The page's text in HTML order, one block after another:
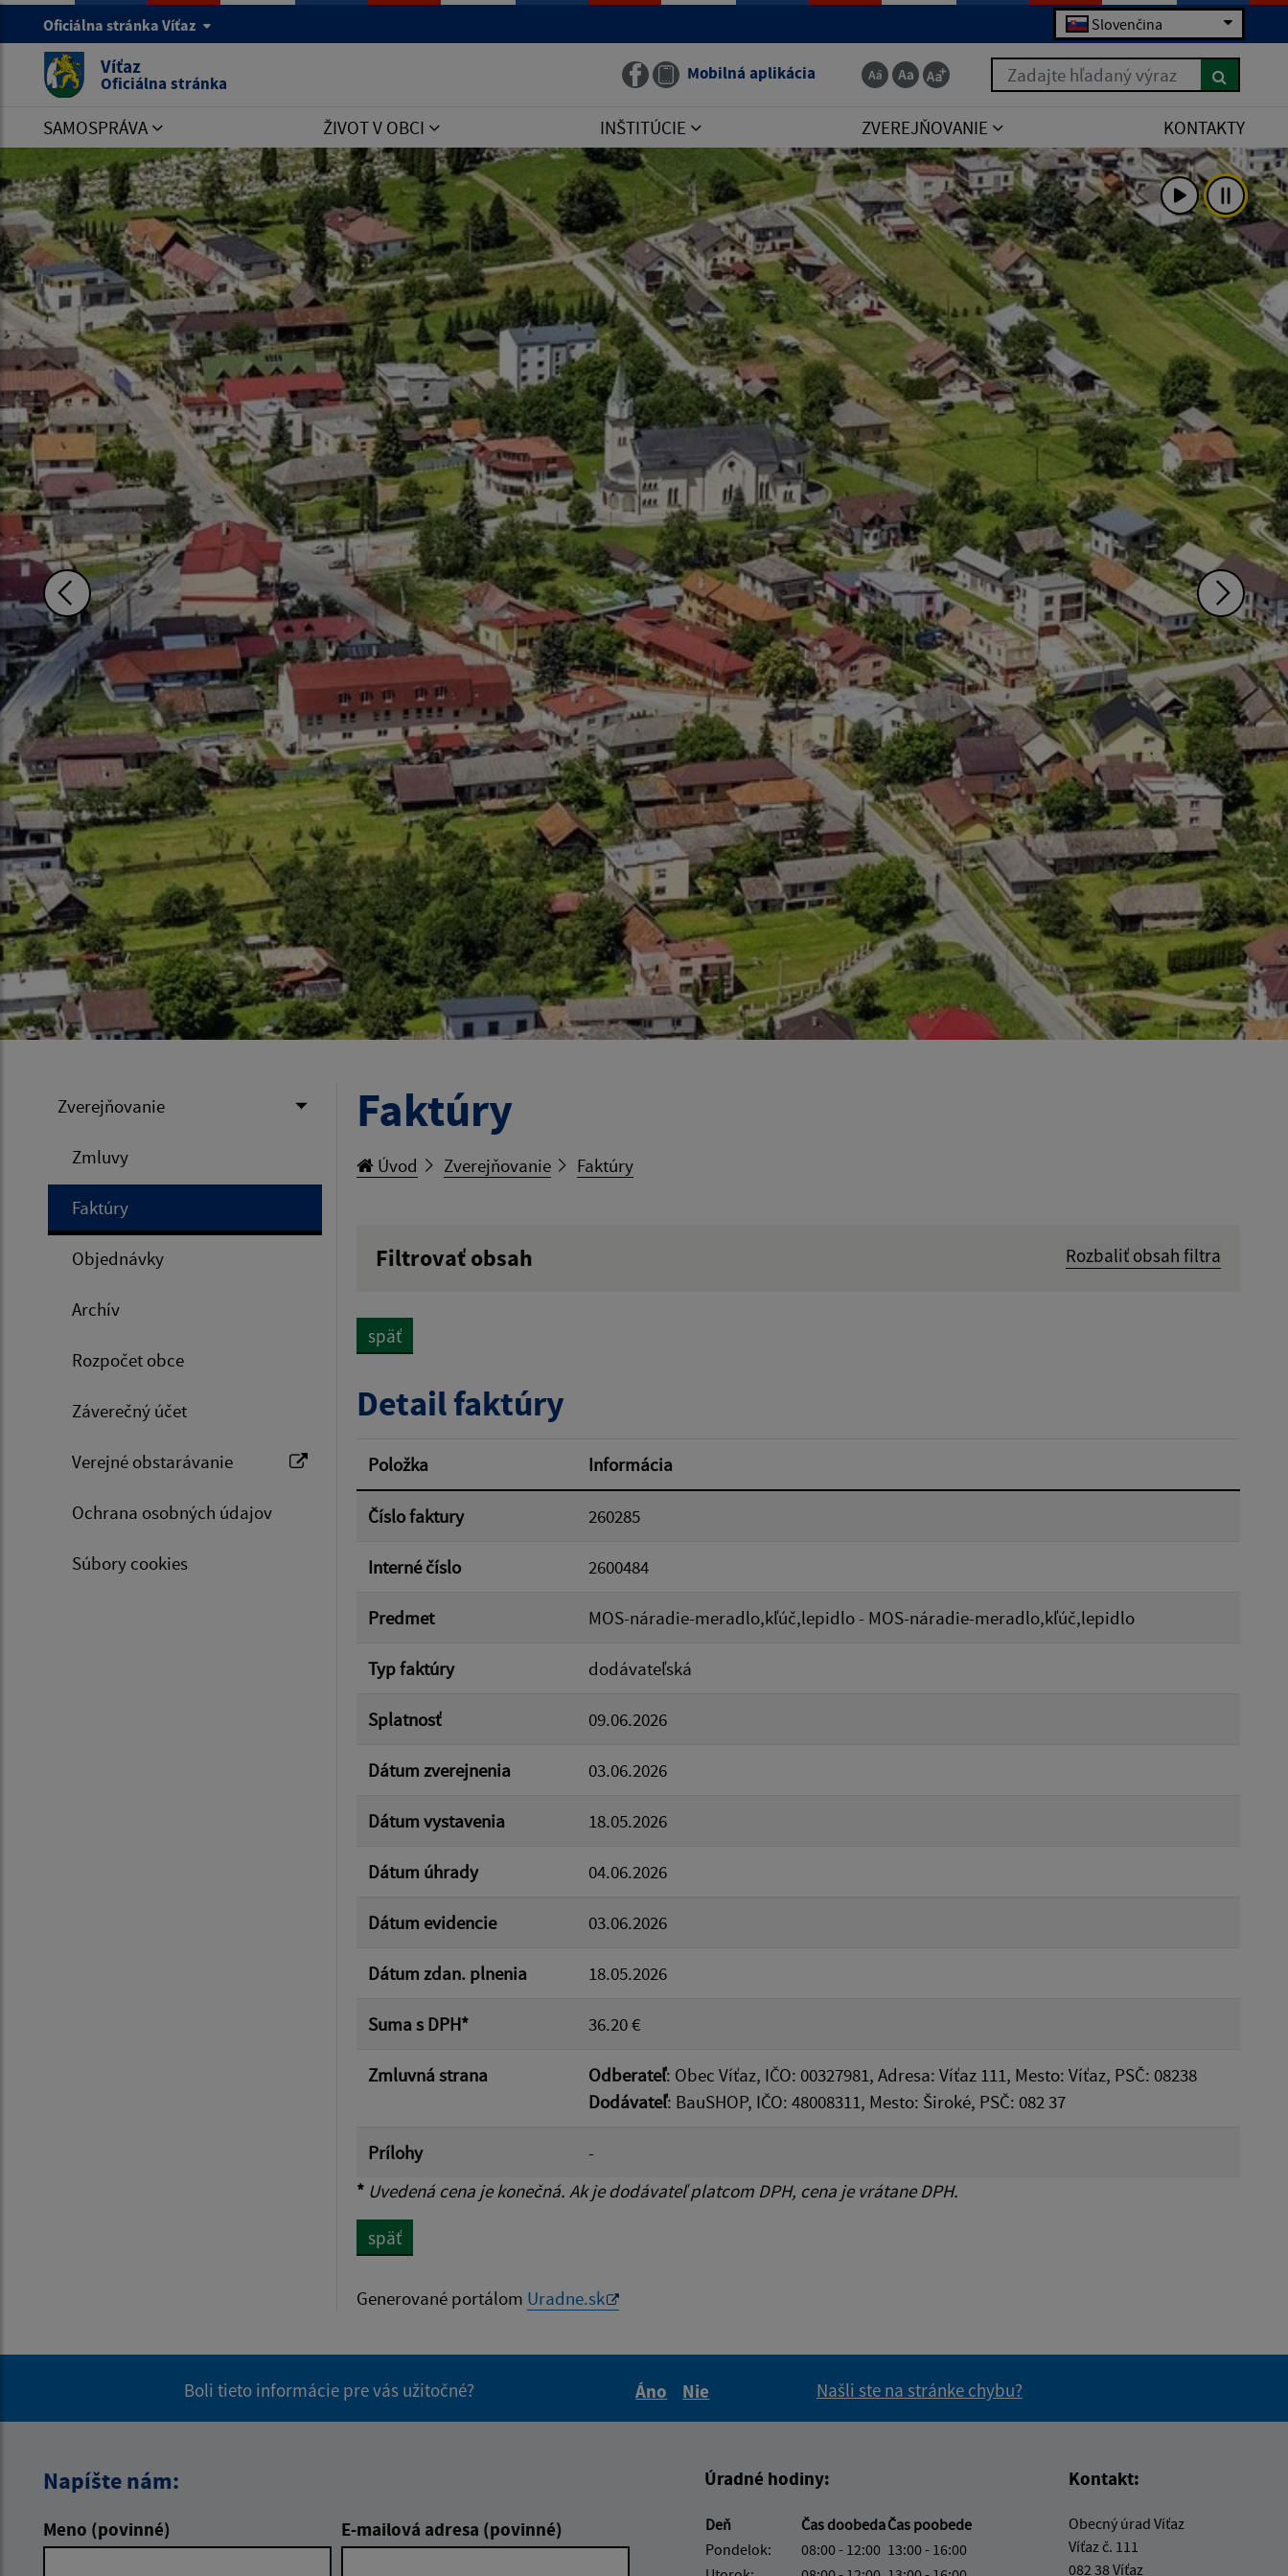
Oficiálna stránka Víťaz Slovenčina
Víťaz
Oficiálna stránka Mobilná aplikácia Zadajte hľadaný výraz
SAMOSPRÁVA ŽIVOT V OBCI INŠTITÚCIE ZVEREJŇOVANIE KONTAKTY
Zverejňovanie
Zmluvy
Faktúry
Objednávky
Archív
Rozpočet obce
Záverečný účet
Verejné obstarávanie
Ochrana osobných údajov
Súbory cookies
Faktúry
Úvod Zverejňovanie Faktúry
Filtrovať obsah
Rozbaliť obsah filtra
Suma od:
Filtrovať
späť
Detail faktúry
Položka Informácia
Číslo faktury 260285
Interné číslo 2600484
Predmet MOS-náradie-meradlo,kľúč,lepidlo - MOS-náradie-meradlo,kľúč,lepidlo
Typ faktúry dodávateľská
Splatnosť 09.06.2026
Dátum zverejnenia 03.06.2026
Dátum vystavenia 18.05.2026
Dátum úhrady 04.06.2026
Dátum evidencie 03.06.2026
Dátum zdan. plnenia 18.05.2026
Suma s DPH* 36.20 €
Zmluvná strana Odberateľ: Obec Víťaz, IČO: 00327981, Adresa: Víťaz 111, Mesto: Víťaz, PSČ: 08238
Dodávateľ: BauSHOP, IČO: 48008311, Mesto: Široké, PSČ: 082 37
Prílohy
-
* Uvedená cena je konečná. Ak je dodávateľ platcom DPH, cena je vrátane DPH.
späť
Generované portálom Uradne.sk
Boli tieto informácie pre vás užitočné?
Áno
Nie
Našli ste na stránke chybu?
Napíšte nám:
Meno (povinné) E-mailová adresa (povinné)
Úradné hodiny:
Deň Čas doobedaČas poobede
Pondelok:
08:00 - 12:00 13:00 - 16:00
Kontakt:
Obecný úrad Víťaz
Víťaz č. 111
082 38 Víťaz